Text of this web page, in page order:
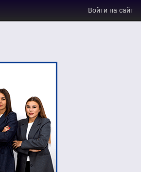
Войти на сайт